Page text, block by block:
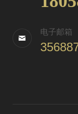
电子邮箱